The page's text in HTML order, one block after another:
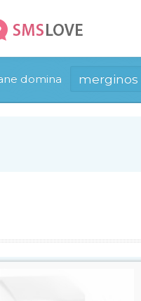
domina merginos